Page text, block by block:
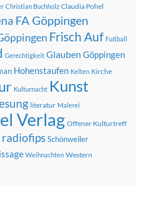
Christian Buchholz Claudia Pohel
FA Göppingen
Frisch Auf Fußball
Gerechtigkeit Glauben Göppingen
Hohenstaufen Kelten Kirche
Kulturnacht Kunst
literatur Malerei
Verlag Offener Kulturtreff
radiofipsSchönweiler
Weihnachten Western